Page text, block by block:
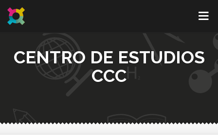
CENTRO DE ESTUDIOS
CCC